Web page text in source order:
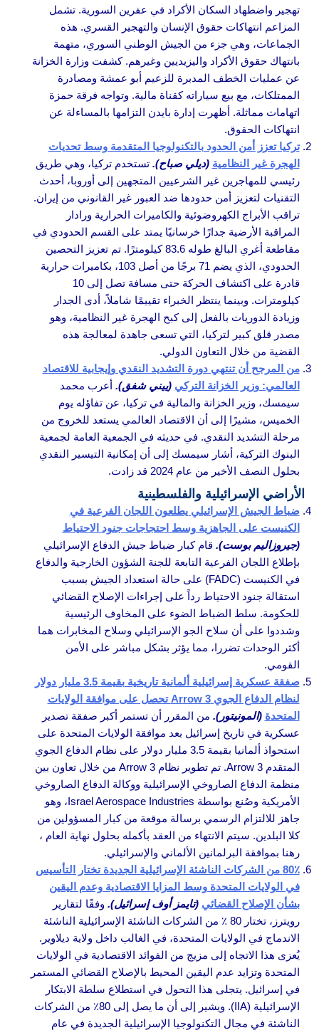
تهجير واضطهاد السكان الأكراد في عفرين السورية. تشمل
المزاعم انتهاكات حقوق الإنسان والتهجير القسري. هذه
الجماعات، وهي جزء من الجيش الوطني السوري، متهمة
بانتهاك حقوق الأكراد واليزيديين وغيرهم. كشفت وزارة الخزانة
عن عمليات الخطف المدبرة للزعيم أبو عمشة ومصادرة
الممتلكات، مع بيع سياراته كقناة مالية. وتواجه فرقة حمزة
اتهامات مماثلة. أظهرت إدارة بايدن التزامها بالمساءلة عن
انتهاكات الحقوق.
تركيا تعزز أمن الحدود بالتكنولوجيا المتقدمة وسط تحديات
الهجرة غير النظامية (ديلي صباح). تستخدم تركيا، وهي طريق
رئيسي للمهاجرين غير الشرعيين المتجهين إلى أوروبا، أحدث
التقنيات لتعزيز أمن حدودها ضد العبور غير القانوني من إيران.
تراقب الأبراج الكهروضوئية والكاميرات الحرارية ورادار
المراقبة الأرضية جدارًا خرسانيًا يمتد على القسم الحدودي في
مقاطعة أغري البالغ طوله 83.6 كيلومترًا. تم تعزيز التحصين
الحدودي، الذي يضم 71 برجًا من أصل 103، بكاميرات حرارية
قادرة على اكتشاف الحركة حتى مسافة تصل إلى 10
كيلومترات. وبينما ينتظر الخبراء تقييمًا شاملاً، أدى الجدار
وزيادة الدوريات بالفعل إلى كبح الهجرة غير النظامية، وهو
مصدر قلق كبير لتركيا، التي تسعى جاهدة لمعالجة هذه
القضية من خلال التعاون الدولي.
من المرجح أن تنتهي دورة التشديد النقدي وإيجابية للاقتصاد
العالمي: وزير الخزانة التركي (ييني شفق). أعرب محمد
سيمسك، وزير الخزانة والمالية في تركيا، عن تفاؤله يوم
الخميس، مشيرًا إلى أن الاقتصاد العالمي يستعد للخروج من
مرحلة التشديد النقدي. في حديثه في الجمعية العامة لجمعية
البنوك التركية، أشار سيمسك إلى أن إمكانية التيسير النقدي
بحلول النصف الأخير من عام 2024 قد زادت.
الأراضي الإسرائيلية والفلسطينية
ضباط الجيش الإسرائيلي يطلعون اللجان الفرعية في
الكنيست على الجاهزية وسط احتجاجات جنود الاحتياط
(جيروزاليم بوست). قام كبار ضباط جيش الدفاع الإسرائيلي
بإطلاع اللجان الفرعية التابعة للجنة الشؤون الخارجية والدفاع
في الكنيست (FADC) على حالة استعداد الجيش بسبب
استقالة جنود الاحتياط رداً على إجراءات الإصلاح القضائي
للحكومة. سلط الضباط الضوء على المخاوف الرئيسية
وشددوا على أن سلاح الجو الإسرائيلي وسلاح المخابرات هما
أكثر الوحدات تضررا، مما يؤثر بشكل مباشر على الأمن
القومي.
صفقة عسكرية إسرائيلية ألمانية تاريخية بقيمة 3.5 مليار دولار
لنظام الدفاع الجوي Arrow 3 تحصل على موافقة الولايات
المتحدة (المونيتور). من المقرر أن تستمر أكبر صفقة تصدير
عسكرية في تاريخ إسرائيل بعد موافقة الولايات المتحدة على
استحواذ ألمانيا بقيمة 3.5 مليار دولار على نظام الدفاع الجوي
المتقدم Arrow 3. تم تطوير نظام Arrow 3 من خلال تعاون بين
منظمة الدفاع الصاروخي الإسرائيلية ووكالة الدفاع الصاروخي
الأمريكية وصُنع بواسطة Israel Aerospace Industries، وهو
جاهز للالتزام الرسمي برسالة موقعة من كبار المسؤولين من
كلا البلدين. سيتم الانتهاء من العقد بأكمله بحلول نهاية العام ،
رهنا بموافقة البرلمانين الألماني والإسرائيلي.
80٪ من الشركات الناشئة الإسرائيلية الجديدة تختار التأسيس
في الولايات المتحدة وسط المزايا الاقتصادية وعدم اليقين
بشأن الإصلاح القضائي (تايمز أوف إسرائيل). وفقًا لتقارير
رويترز، تختار 80 ٪ من الشركات الناشئة الإسرائيلية الناشئة
الاندماج في الولايات المتحدة، في الغالب داخل ولاية ديلاوير.
يُعزى هذا الاتجاه إلى مزيج من الفوائد الاقتصادية في الولايات
المتحدة وتزايد عدم اليقين المحيط بالإصلاح القضائي المستمر
في إسرائيل. يتجلى هذا التحول في استطلاع سلطة الابتكار
الإسرائيلية (IIA). ويشير إلى أن ما يصل إلى 80٪ من الشركات
الناشئة في مجال التكنولوجيا الإسرائيلية الجديدة في عام